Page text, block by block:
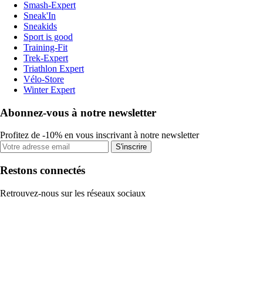
Smash-Expert
Sneak'In
Sneakids
Sport is good
Training-Fit
Trek-Expert
Triathlon Expert
Vélo-Store
Winter Expert
Abonnez-vous à notre newsletter
Profitez de -10% en vous inscrivant à notre newsletter
S'inscrire
Restons connectés
Retrouvez-nous sur les réseaux sociaux